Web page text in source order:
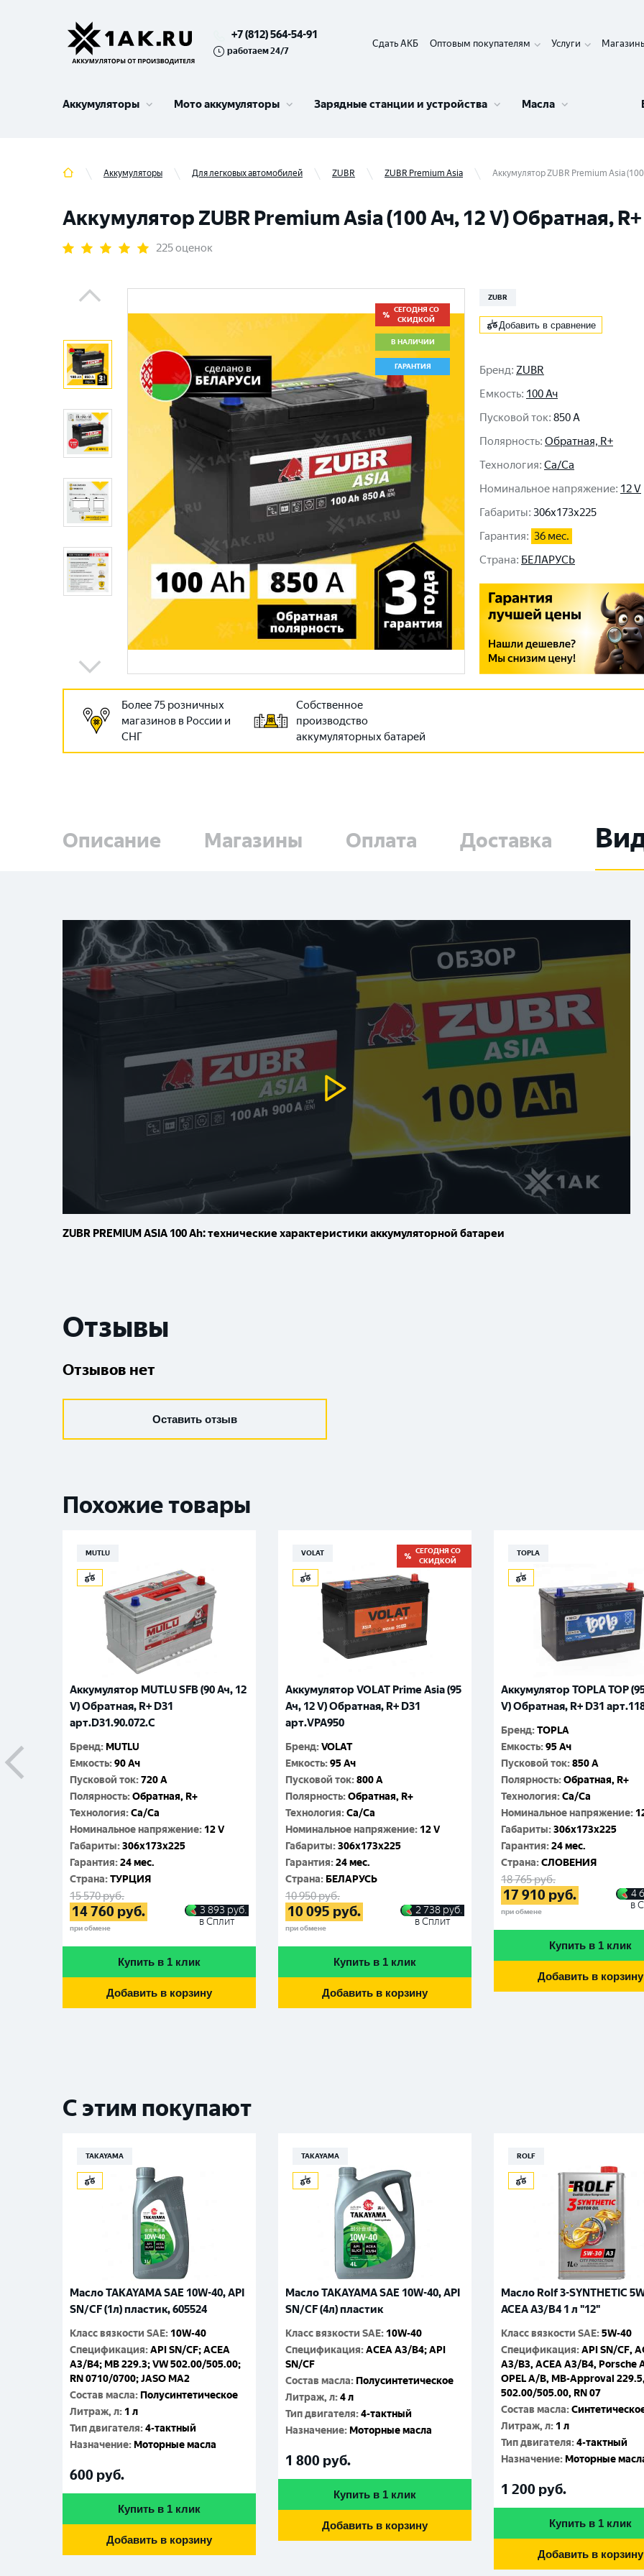
+7 (812) 564-54-91
работаем 24/7
Сдать АКБ Оптовым покупателям Услуги
Аккумуляторы Мото аккумуляторы Зарядные станции и устройства Масла
Аккумуляторы Для легковых автомобилей ZUBR ZUBR Premium Asia Аккумулятор ZUBR Premium Asia
Аккумулятор ZUBR Premium Asia (100 Ач, 12 V) Обратная,
225 оценок
СЕГОДНЯ СО
СКИДКОЙ
В НАЛИЧИИ
ГАРАНТИЯ
ZUBR
Добавить в сравнение
Бренд: ZUBR
Емкость: 100 Ач
Пусковой ток: 850 A
Полярность: Обратная, R+
Технология: Ca/Ca
Номинальное напряжение: 12 V
Габариты: 306x173x225
Гарантия: 36 мес.
Cтрана: БЕЛАРУСЬ
Более 75 розничных
магазинов в России и
СНГ
Собственное
производство
аккумуляторных батарей
Описание Магазины Оплата Доставка
ZUBR PREMIUM ASIA 100 Ah: технические характеристики аккумуляторной батареи
Отзывы
Отзывов нет
Оставить отзыв
Похожие товары
MUTLU
Аккумулятор MUTLU SFB (90 Ач, 12
V) Обратная, R+ D31
арт.D31.90.072.C
Бренд: MUTLU
Емкость:90 Ач
Пусковой ток:720 A
Полярность:Обратная, R+
Технология:Ca/Ca
Номинальное напряжение: 12 V
Габариты:306x173x225
Гарантия:24 мес.
Cтрана:ТУРЦИЯ
15 570руб.
14 760 руб.
при обмене
3 893 руб.
в Сплит
Купить в 1 клик
Добавить в корзину
VOLAT
СЕГОДНЯ СО
СКИДКОЙ
Аккумулятор VOLAT Prime Asia (95
Ач, 12 V) Обратная, R+ D31
арт.VPA950
Бренд:VOLAT
Емкость:95 Ач
Пусковой ток:800 A
Полярность:Обратная, R+
Технология:Ca/Ca
Номинальное напряжение: 12 V
Габариты:306x173x225
Гарантия:24 мес.
Cтрана: БЕЛАРУСЬ
10 950руб.
10 095 руб.
при обмене
2 738 руб.
в Сплит
Купить в 1 клик
Добавить в корзину
TOPLA
Аккумулятор TOPLA TOP
V) Обратная, R+ D31
Бренд:TOPLA
Емкость:95 Ач
Пусковой ток:850 A
Полярность:Обратная, R+
Технология:Ca/Ca
Номинальное напряжение:
Габариты:306x173x225
Гарантия:24 мес.
Cтрана:СЛОВЕНИЯ
18 765руб.
17 910 руб.
при обмене
4
в
Купить в 1 клик
Добавить в корзину
С этим покупают
TAKAYAMA
Масло TAKAYAMA SAE 10W-40, API
SN/CF (1л) пластик, 605524
Класс вязкости SAE: 10W-40
Спецификация:API SN/CF; ACEA
A3/B4; MB 229.3; VW 502.00/505.00;
RN 0710/0700; JASO MA2
Состав масла: Полусинтетическое
Литраж, л: 1 л
Тип двигателя:4-тактный
Назначение: Моторные масла
600 руб.
Купить в 1 клик
Добавить в корзину
TAKAYAMA
Масло TAKAYAMA SAE 10W-40, API
SN/CF (4л) пластик
Класс вязкости SAE: 10W-40
Спецификация:ACEA A3/B4; API
SN/CF
Состав масла: Полусинтетическое
Литраж, л:4 л
Тип двигателя:4-тактный
Назначение: Моторные масла
1 800 руб.
Купить в 1 клик
Добавить в корзину
ROLF
Масло Rolf 3-SYNTHETIC
ACEA A3/B4 1 л "12"
Класс вязкости SAE:5W-40
Спецификация:API SN/CF,
A3/B3, ACEA A3/B4, Porsche
OPEL A/B, MB-Approval
502.00/505.00, RN 07
Состав масла:
Литраж, л: 1 л
Тип двигателя:4-тактный
Назначение: Моторные
1 200 руб.
Купить в 1 клик
Добавить в корзину
Великий Новгород
Гатчина
Москва
Санкт-Петербург
Смоленск